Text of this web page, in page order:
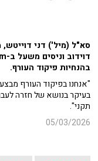
סא"ל (מיל') דני
בהנחיות פיקוד העורף.
"אנחנו בפיקוד העורף
בעיקר בנושא של חזרה
תקני".
05/03/2026